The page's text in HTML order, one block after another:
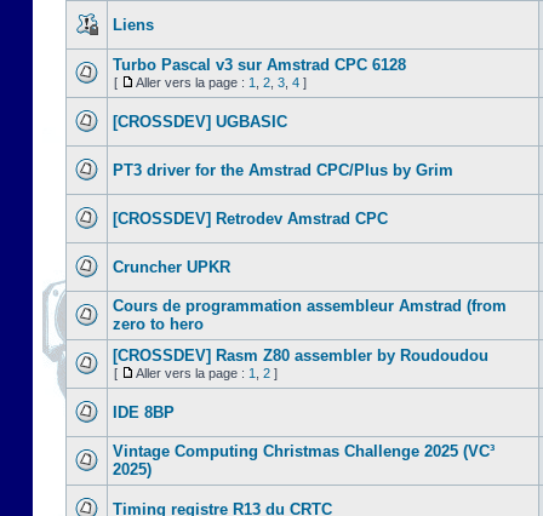
Liens
Turbo Pascal v3 sur Amstrad CPC 6128
[ Aller vers la page : 1 2 3 4 ]
[CROSSDEV] UGBASIC
PT3 driver for the Amstrad CPC/Plus by Grim
[CROSSDEV] Retrodev Amstrad CPC
Cruncher UPKR
Cours de programmation assembleur Amstrad (from
zero to hero
[CROSSDEV] Rasm Z80 assembler by Roudoudou
[ Aller vers la page : 1 2 ]
IDE 8BP
Vintage Computing Christmas Challenge 2025 (VC³
2025)
Timing registre R13 du CRTC